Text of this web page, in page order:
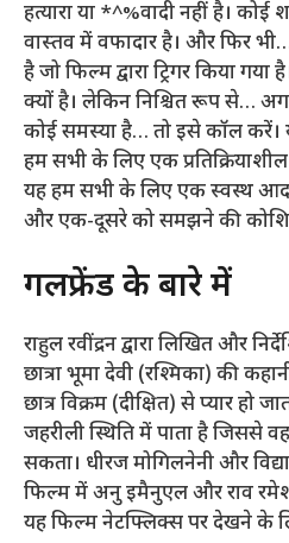
हत्यारा या *^%वादी नहीं है। कोई
वास्तव में वफादार है। और फिर
है जो फिल्म द्वारा ट्रिगर किया
क्यों है। लेकिन निश्चित रूप से…
कोई समस्या है… तो इसे कॉल
हम सभी के लिए एक
यह हम सभी के लिए एक स्वस्थ
और एक-दूसरे को समझने की
गर्लफ्रेंड के बारे में
राहुल रवींद्रन द्वारा लिखित और
छात्रा भूमा देवी (रश्मिका) की
छात्र विक्रम (दीक्षित) से प्यार हो
जहरीली स्थिति में पाता है जिससे
सकता। धीरज मोगिलनेनी और विद्या
फिल्म में अनु इमैनुएल और राव
यह फिल्म नेटफ्लिक्स पर देखने के